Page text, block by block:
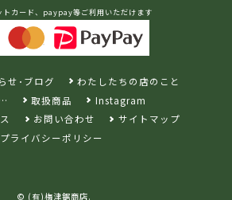
トカード、paypay等ご利用いただけます
せ･ブログ
わたしたちの店のこと
取扱商品
Instagram
お問い合わせ
サイトマップ
プライバシーポリシー
© (有)梅津鋸商店.